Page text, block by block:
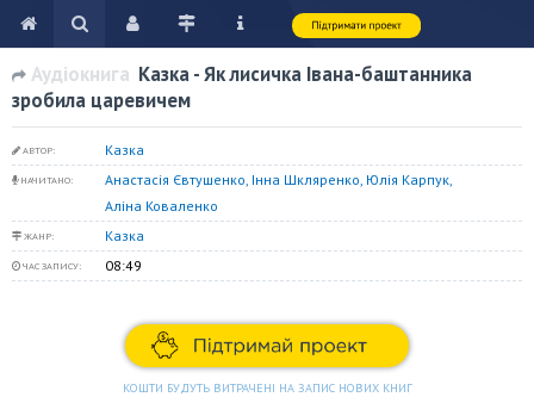
Аудіокнига Казка - Як лисичка Івана-баштанника
зробила царевичем
АВТОР: Казка
НАЧИТАНО:
Анастасія Євтушенко, Інна Шкляренко, Юлія Карпук,
Аліна Коваленко
ЖАНР: Казка
ЧАС ЗАПИСУ: 08:49
КОШТИ БУДУТЬ ВИТРАЧЕНІ НА ЗАПИС НОВИХ КНИГ